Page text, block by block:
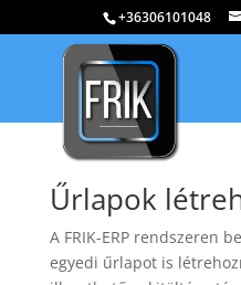
+36306101048
Űrlapok
A FRIK-ERP rendszeren
egyedi űrlapot is